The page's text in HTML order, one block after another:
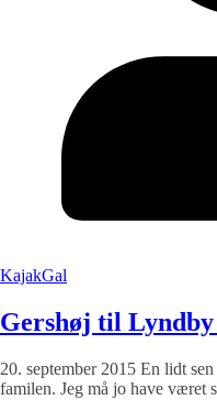
KajakGal
Gershøj til
20. september 2015 En lidt
familen. Jeg må jo have været